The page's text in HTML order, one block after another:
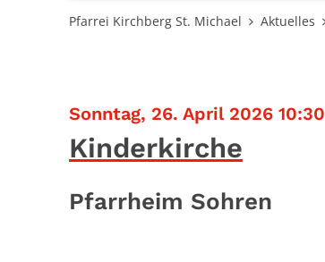
Pfarrei Kirchberg St. Michael Aktuelles
Sonntag, 26. April 2026 10:30
Kinderkirche
Pfarrheim Sohren